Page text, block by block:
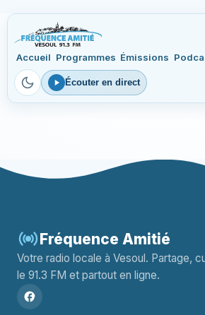
Accueil Programmes Émissions
Écouter en direct
Fréquence Amitié
Votre radio locale à Vesoul. Partage,
le 91.3 FM et partout en ligne.